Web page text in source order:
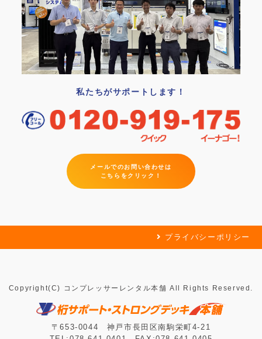
私たちがサポートします！
メールでのお問い合わせは
こちらをクリック！
プライバシーポリシー
Copyright(C) コンプレッサーレンタル本舗 All Rights Reserved.
〒653-0044 神戸市長田区南駒栄町4-21